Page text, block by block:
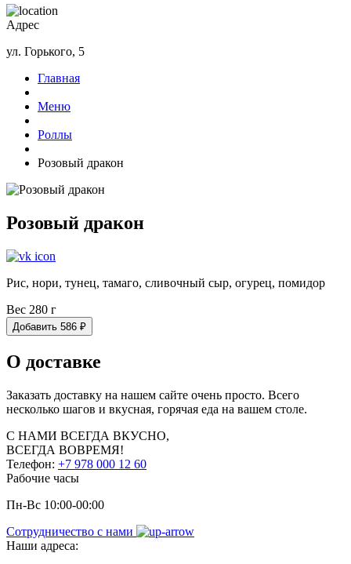
Адрес
ул. Горького, 5
Главная
Меню
Роллы
Розовый дракон
Розовый дракон
Рис, нори, тунец, тамаго, сливочный сыр, огурец, помидор
Вес 280 г
Добавить 586 ₽
О доставке
Заказать доставку на нашем сайте очень просто. Всего
несколько шагов и вкусная, горячая еда на вашем столе.
С НАМИ ВСЕГДА ВКУСНО,
ВСЕГДА ВОВРЕМЯ!
Телефон: +7 978 000 12 60
Рабочие часы
Пн-Вс 10:00-00:00
Сотрудничество с нами
Наши адреса: